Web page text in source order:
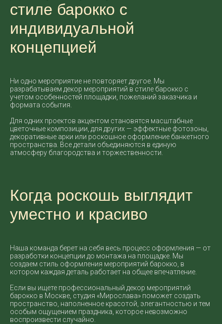
стиле барокко с
индивидуальной
концепцией
Ни одно мероприятие не повторяет другое. Мы
разрабатываем декор мероприятий в стиле барокко с
учетом особенностей площадки, пожеланий заказчика и
формата события.
Для одних проектов акцентом становятся масштабные
цветочные композиции, для других — эффектные фотозоны,
декоративные арки или роскошное оформление банкетного
пространства. Все детали объединяются в единую
атмосферу благородства и торжественности.
Когда роскошь выглядит
уместно и красиво
Наша команда берет на себя весь процесс оформления — от
разработки концепции до монтажа на площадке. Мы
создаем стиль оформления мероприятий барокко, в
котором каждая деталь работает на общее впечатление.
Если вы ищете профессиональный декор мероприятий
барокко в Москве, студия «Мирослава» поможет создать
пространство, наполненное красотой, элегантностью и тем
особым ощущением праздника, которое невозможно
воспроизвести случайно.